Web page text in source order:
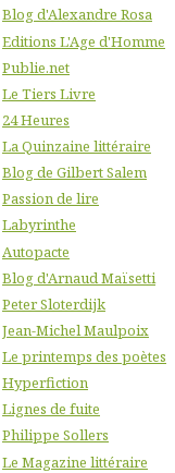
Blog d'Alexandre Rosa
Editions L'Age d'Homme
Publie.net
Le Tiers Livre
24 Heures
La Quinzaine littéraire
Blog de Gilbert Salem
Passion de lire
Labyrinthe
Autopacte
Blog d'Arnaud Maïsetti
Peter Sloterdijk
Jean-Michel Maulpoix
Le printemps des poètes
Hyperfiction
Lignes de fuite
Philippe Sollers
Le Magazine littéraire